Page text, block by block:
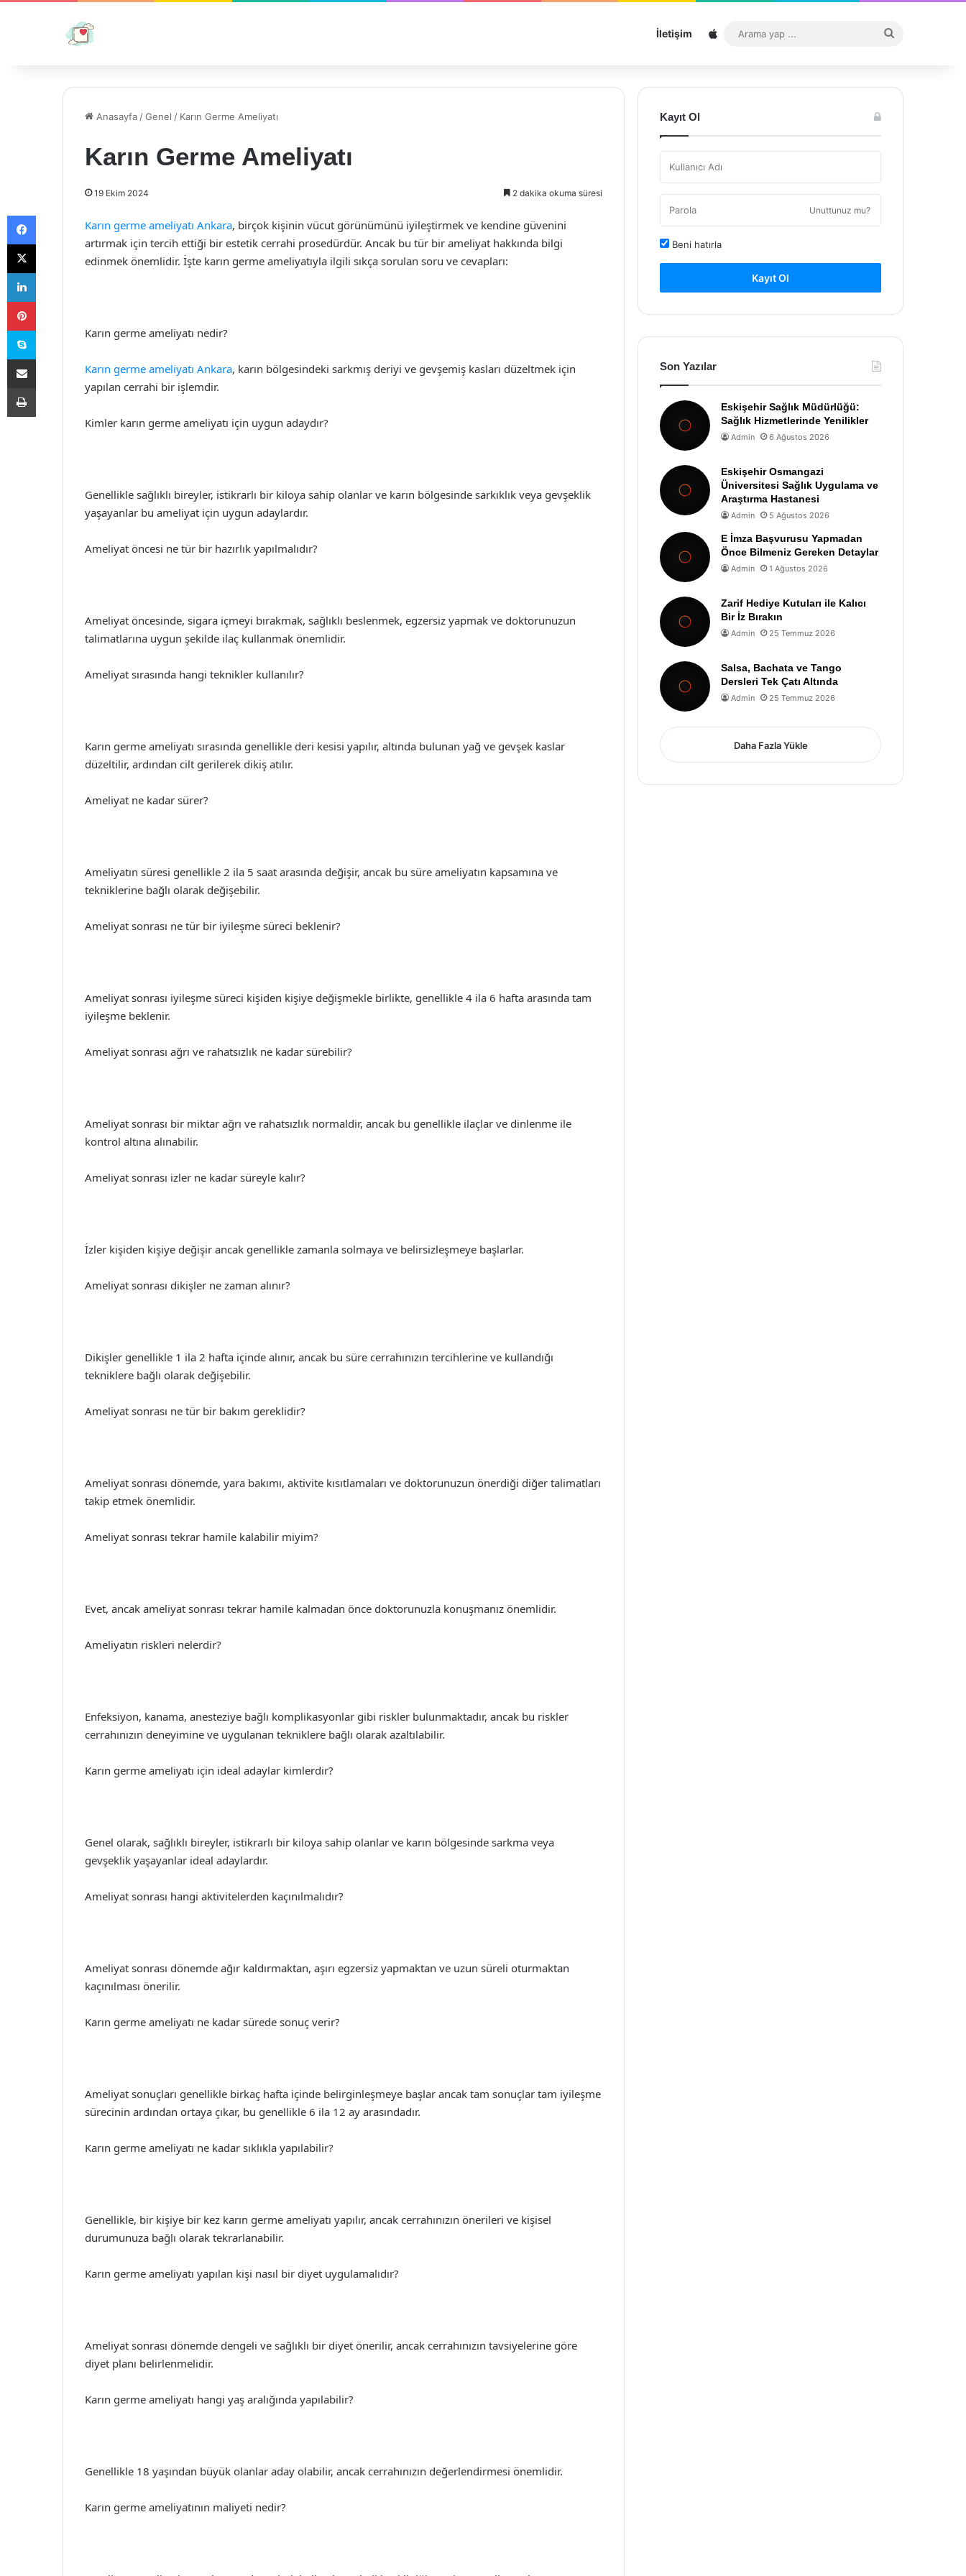
İletişim Sitemap
...
Anasayfa /Genel / Karın Germe Ameliyatı
Karın Germe Ameliyatı
19 Ekim 2024 2 dakika okuma süresi
Karın germe ameliyatı Ankara, birçok kişinin vücut görünümünü iyileştirmek ve kendine güvenini
artırmak için tercih ettiği bir estetik cerrahi prosedürdür. Ancak bu tür bir ameliyat hakkında bilgi
edinmek önemlidir. İşte karın germe ameliyatıyla ilgili sıkça sorulan soru ve cevapları:
Karın germe ameliyatı nedir?
Karın germe ameliyatı Ankara, karın bölgesindeki sarkmış deriyi ve gevşemiş kasları düzeltmek için
yapılan cerrahi bir işlemdir.
Kimler karın germe ameliyatı için uygun adaydır?
Genellikle sağlıklı bireyler, istikrarlı bir kiloya sahip olanlar ve karın bölgesinde sarkıklık veya gevşeklik
yaşayanlar bu ameliyat için uygun adaylardır.
Ameliyat öncesi ne tür bir hazırlık yapılmalıdır?
Ameliyat öncesinde, sigara içmeyi bırakmak, sağlıklı beslenmek, egzersiz yapmak ve doktorunuzun
talimatlarına uygun şekilde ilaç kullanmak önemlidir.
Ameliyat sırasında hangi teknikler kullanılır?
Karın germe ameliyatı sırasında genellikle deri kesisi yapılır, altında bulunan yağ ve gevşek kaslar
düzeltilir, ardından cilt gerilerek dikiş atılır.
Ameliyat ne kadar sürer?
Ameliyatın süresi genellikle 2 ila 5 saat arasında değişir, ancak bu süre ameliyatın kapsamına ve
tekniklerine bağlı olarak değişebilir.
Ameliyat sonrası ne tür bir iyileşme süreci beklenir?
Ameliyat sonrası iyileşme süreci kişiden kişiye değişmekle birlikte, genellikle 4 ila 6 hafta arasında tam
iyileşme beklenir.
Ameliyat sonrası ağrı ve rahatsızlık ne kadar sürebilir?
Ameliyat sonrası bir miktar ağrı ve rahatsızlık normaldir, ancak bu genellikle ilaçlar ve dinlenme ile
kontrol altına alınabilir.
Ameliyat sonrası izler ne kadar süreyle kalır?
İzler kişiden kişiye değişir ancak genellikle zamanla solmaya ve belirsizleşmeye başlarlar.
Ameliyat sonrası dikişler ne zaman alınır?
Dikişler genellikle 1 ila 2 hafta içinde alınır, ancak bu süre cerrahınızın tercihlerine ve kullandığı
tekniklere bağlı olarak değişebilir.
Ameliyat sonrası ne tür bir bakım gereklidir?
Ameliyat sonrası dönemde, yara bakımı, aktivite kısıtlamaları ve doktorunuzun önerdiği diğer talimatları
takip etmek önemlidir.
Ameliyat sonrası tekrar hamile kalabilir miyim?
Evet, ancak ameliyat sonrası tekrar hamile kalmadan önce doktorunuzla konuşmanız önemlidir.
Ameliyatın riskleri nelerdir?
Enfeksiyon, kanama, anesteziye bağlı komplikasyonlar gibi riskler bulunmaktadır, ancak bu riskler
cerrahınızın deneyimine ve uygulanan tekniklere bağlı olarak azaltılabilir.
Karın germe ameliyatı için ideal adaylar kimlerdir?
Genel olarak, sağlıklı bireyler, istikrarlı bir kiloya sahip olanlar ve karın bölgesinde sarkma veya
gevşeklik yaşayanlar ideal adaylardır.
Ameliyat sonrası hangi aktivitelerden kaçınılmalıdır?
Ameliyat sonrası dönemde ağır kaldırmaktan, aşırı egzersiz yapmaktan ve uzun süreli oturmaktan
kaçınılması önerilir.
Karın germe ameliyatı ne kadar sürede sonuç verir?
Ameliyat sonuçları genellikle birkaç hafta içinde belirginleşmeye başlar ancak tam sonuçlar tam iyileşme
sürecinin ardından ortaya çıkar, bu genellikle 6 ila 12 ay arasındadır.
Karın germe ameliyatı ne kadar sıklıkla yapılabilir?
Genellikle, bir kişiye bir kez karın germe ameliyatı yapılır, ancak cerrahınızın önerileri ve kişisel
durumunuza bağlı olarak tekrarlanabilir.
Karın germe ameliyatı yapılan kişi nasıl bir diyet uygulamalıdır?
Ameliyat sonrası dönemde dengeli ve sağlıklı bir diyet önerilir, ancak cerrahınızın tavsiyelerine göre
diyet planı belirlenmelidir.
Karın germe ameliyatı hangi yaş aralığında yapılabilir?
Genellikle 18 yaşından büyük olanlar aday olabilir, ancak cerrahınızın değerlendirmesi önemlidir.
Karın germe ameliyatının maliyeti nedir?
Kayıt Ol
Unuttunuz mu?
Beni hatırla
Kayıt Ol
Son Yazılar
Eskişehir Sağlık Müdürlüğü:
Sağlık Hizmetlerinde Yenilikler
Admin 6 Ağustos 2026
Eskişehir Osmangazi
Üniversitesi Sağlık Uygulama ve
Araştırma Hastanesi
Admin 5 Ağustos 2026
E İmza Başvurusu Yapmadan
Önce Bilmeniz Gereken Detaylar
Admin 1 Ağustos 2026
Zarif Hediye Kutuları ile Kalıcı
Bir İz Bırakın
Admin 25 Temmuz 2026
Salsa, Bachata ve Tango
Dersleri Tek Çatı Altında
Admin 25 Temmuz 2026
Daha Fazla Yükle
Facebook
X
LinkedIn
Pinterest
Skype
E-Posta ile paylaş